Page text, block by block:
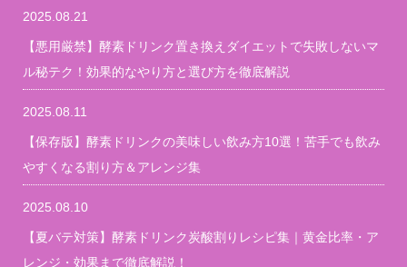
2025.08.21
【悪用厳禁】酵素ドリンク置き換えダイエットで失敗しないマ
ル秘テク！効果的なやり方と選び方を徹底解説
2025.08.11
【保存版】酵素ドリンクの美味しい飲み方10選！苦手でも飲み
やすくなる割り方＆アレンジ集
2025.08.10
【夏バテ対策】酵素ドリンク炭酸割りレシピ集｜黄金比率・ア
レンジ・効果まで徹底解説！